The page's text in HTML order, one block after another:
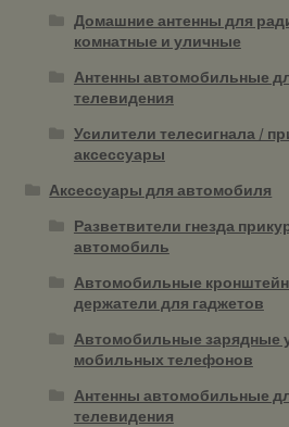
Домашние антенны для
комнатные и уличные
Антенны автомобильные
телевидения
Усилители телесигнала /
аксессуары
Аксессуары для автомобиля
Разветвители гнезда
автомобиль
Автомобильные
держатели для гаджетов
Автомобильные зарядные
мобильных телефонов
Антенны автомобильные
телевидения